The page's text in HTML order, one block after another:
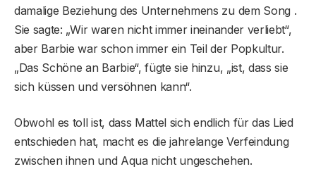
damalige Beziehung des Unternehmens zu dem Song .
Sie sagte: „Wir waren nicht immer ineinander verliebt“,
aber Barbie war schon immer ein Teil der Popkultur.
„Das Schöne an Barbie“, fügte sie hinzu, „ist, dass sie
sich küssen und versöhnen kann“.
Obwohl es toll ist, dass Mattel sich endlich für das Lied
entschieden hat, macht es die jahrelange Verfeindung
zwischen ihnen und Aqua nicht ungeschehen.